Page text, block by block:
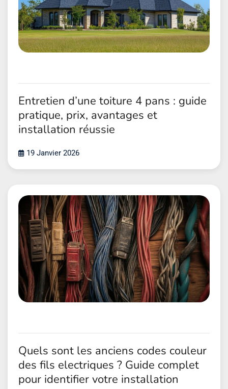
Entretien d’une toiture 4 pans : guide
pratique, prix, avantages et
installation réussie
19 Janvier 2026
Quels sont les anciens codes couleur
des fils electriques ? Guide complet
pour identifier votre installation